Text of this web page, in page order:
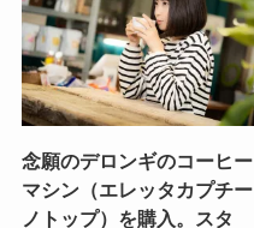
念願のデロンギのコーヒー
マシン（エレッタカプチー
ノトップ）を購入。スタ